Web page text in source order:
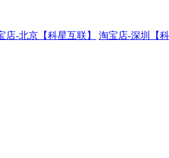
店-北京【科星互联】
淘宝店-深圳【